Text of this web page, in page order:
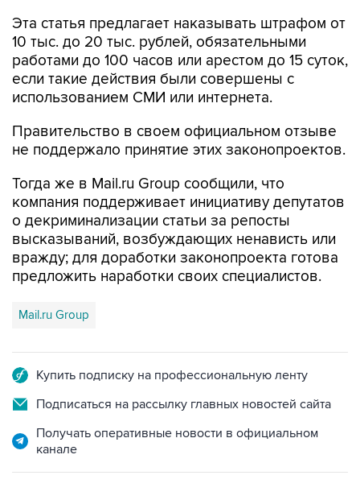
работами до 100 часов или арестом до 15 суток,
если такие действия были совершены с
использованием СМИ или интернета.
Правительство в своем официальном отзыве
Тогда же в Mail.ru Group сообщили, что
о декриминализации статьи за репосты
высказываний, возбуждающих ненависть или
вражду; для доработки законопроекта готова
предложить наработки своих специалистов.
Mail.ru Group
Подписаться на рассылку главных новостей сайта
Получать оперативные новости в официальном
НОВОСТИ ПО ТЕМЕ